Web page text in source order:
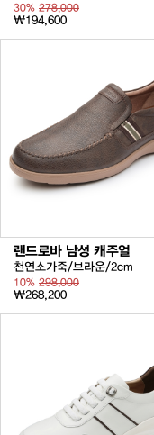
30% 278,000
₩194,600
랜드로바 남성 캐주얼
천연소가죽/브라운/2cm
10% 298,000
₩268,200